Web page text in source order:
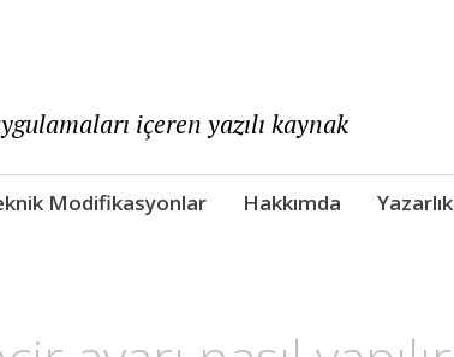
içeren yazılı kaynak
Modifikasyonlar Hakkımda Yazarlık